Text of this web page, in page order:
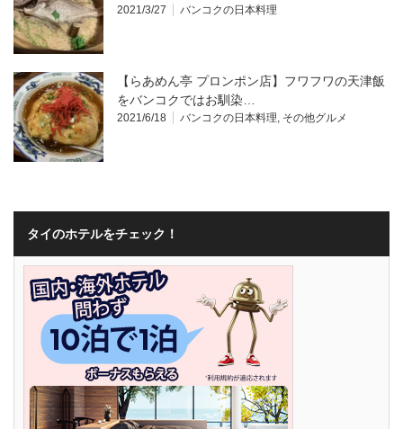
2021/3/27 バンコクの日本料理
【らあめん亭 プロンポン店】フワフワの天津飯
をバンコクではお馴染…
2021/6/18 バンコクの日本料理 その他グルメ
タイのホテルをチェック！